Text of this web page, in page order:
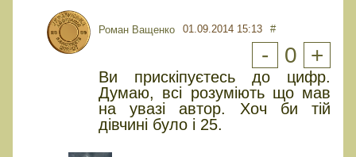
Роман Ващенко 01.09.2014 15:13 #
- 0 +
Ви прискіпуєтесь до цифр.
Думаю, всі розуміють що мав
на увазі автор. Хоч би тій
дівчині було і 25.